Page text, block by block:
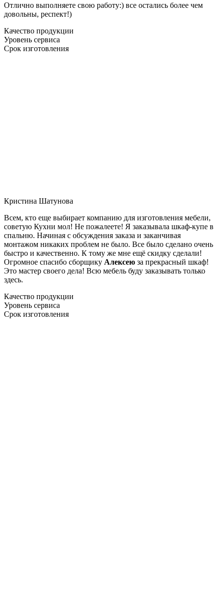
Отлично выполняете свою работу:) все остались более чем
довольны, респект!)
Качество продукции
Уровень сервиса
Срок изготовления
Кристина Шатунова
Всем, кто еще выбирает компанию для изготовления мебели,
советую Кухни мол! Не пожалеете! Я заказывала шкаф-купе в
спальню. Начиная с обсуждения заказа и заканчивая
монтажом никаких проблем не было. Все было сделано очень
быстро и качественно. К тому же мне ещё скидку сделали!
Огромное спасибо сборщику Алексею за прекрасный шкаф!
Это мастер своего дела! Всю мебель буду заказывать только
здесь.
Качество продукции
Уровень сервиса
Срок изготовления